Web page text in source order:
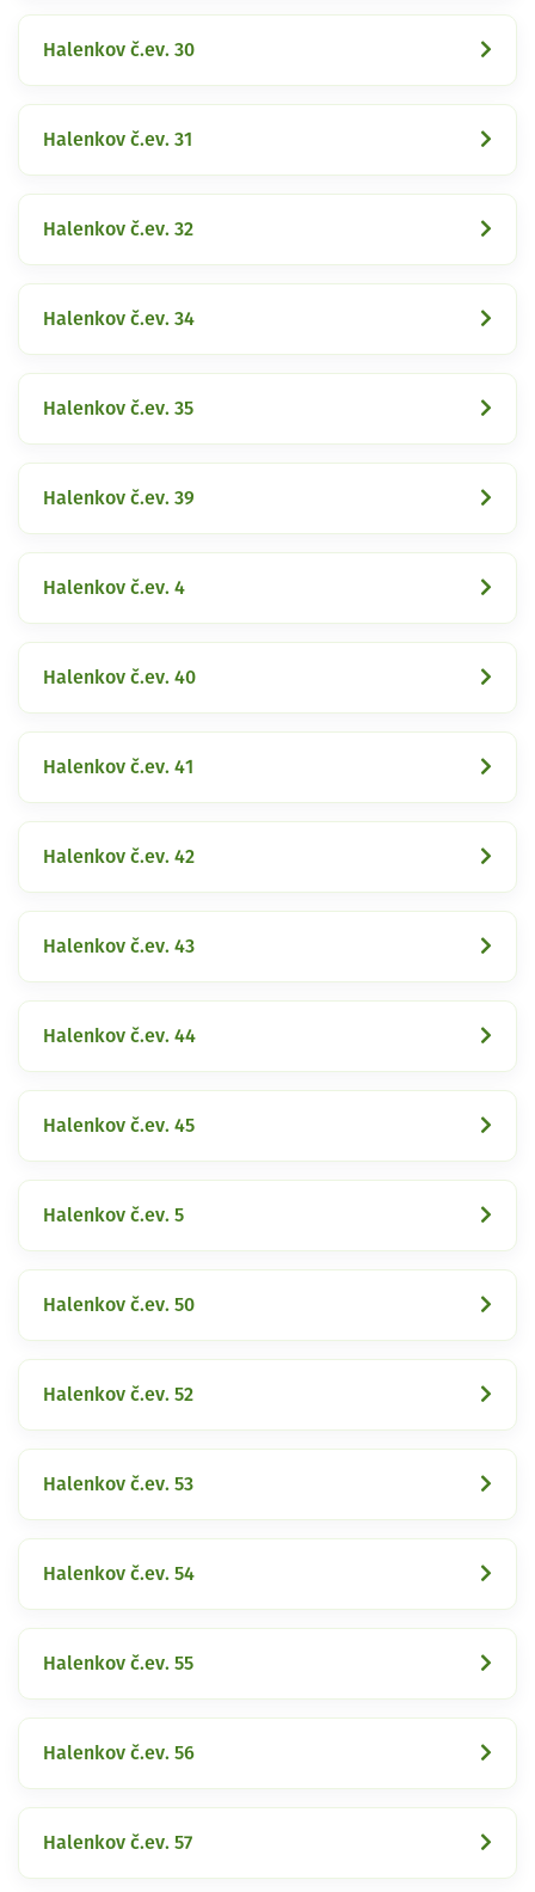
Halenkov č.ev. 30
Halenkov č.ev. 31
Halenkov č.ev. 32
Halenkov č.ev. 34
Halenkov č.ev. 35
Halenkov č.ev. 39
Halenkov č.ev. 4
Halenkov č.ev. 40
Halenkov č.ev. 41
Halenkov č.ev. 42
Halenkov č.ev. 43
Halenkov č.ev. 44
Halenkov č.ev. 45
Halenkov č.ev. 5
Halenkov č.ev. 50
Halenkov č.ev. 52
Halenkov č.ev. 53
Halenkov č.ev. 54
Halenkov č.ev. 55
Halenkov č.ev. 56
Halenkov č.ev. 57